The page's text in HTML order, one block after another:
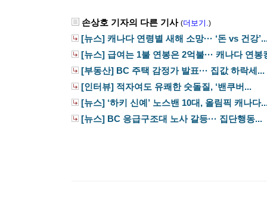
손상호 기자의 다른 기사 (더보기.)
[뉴스] 캐나다 연령별 새해 소망··· ‘돈 vs 건강
[뉴스] 급여는 1불 연봉은 2억불··· 캐나다 연봉
[부동산] BC 주택 감정가 발표··· 집값 하락세...
[인터뷰] 적자여도 유쾌한 숫돌질, ‘밴쿠버...
[뉴스] ‘하키 신예’ 노스밴 10대, 올림픽 캐나다
[뉴스] BC 응급구조대 노사 갈등··· 집단행동...